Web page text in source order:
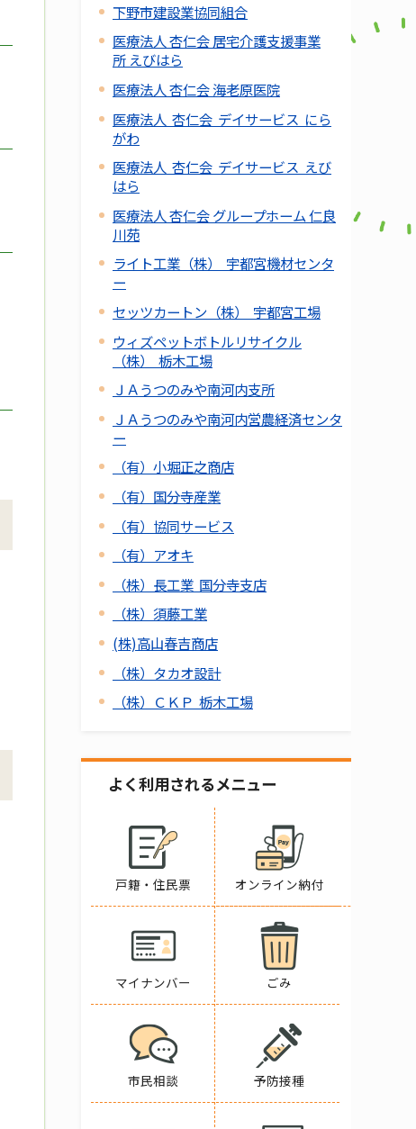
下野市建設業協同組合
医療法人 杏仁会 居宅介護支援事業
所 えびはら
医療法人 杏仁会 海老原医院
医療法人 杏仁会 デイサービス にら
がわ
医療法人 杏仁会 デイサービス えび
はら
医療法人 杏仁会 グループホーム 仁良
川苑
ライト工業（株） 宇都宮機材センタ
ー
セッツカートン（株） 宇都宮工場
ウィズペットボトルリサイクル
（株） 栃木工場
ＪＡうつのみや南河内支所
ＪＡうつのみや南河内営農経済センタ
ー
（有）小堀正之商店
（有）国分寺産業
（有）協同サービス
（有）アオキ
（株）長工業 国分寺支店
（株）須藤工業
(株)高山春吉商店
（株）タカオ設計
（株）ＣＫＰ 栃木工場
よく利用されるメニュー
戸籍・住民票 オンライン納付
マイナンバー ごみ
市民相談 予防接種